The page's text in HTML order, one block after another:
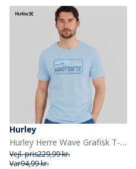
Hurley
Hurley Herre Wave Grafisk T-shirt Baby Blue
Vejl. pris229,99 kr.
Var94,99 kr.